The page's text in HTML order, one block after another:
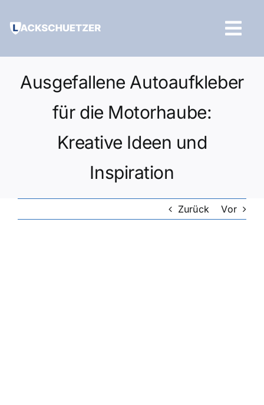
Inhalt
Ausgefallene Autoaufkleber
für die Motorhaube:
Kreative Ideen und
Inspiration
Zurück Vor